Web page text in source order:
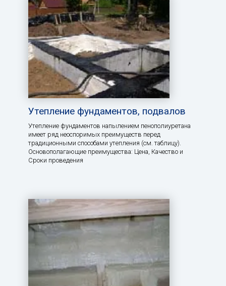
Утепление фундаментов, подвалов
Утепление фундаментов напылением пенополиуретана
имеет ряд неоспоримых преимуществ перед
традиционными способами утепления (см. таблицу).
Основополагающие преимущества: Цена, Качество и
Сроки проведения